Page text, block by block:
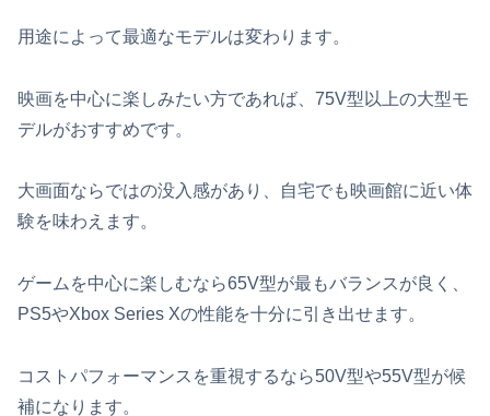
用途によって最適なモデルは変わります。
映画を中心に楽しみたい方であれば、75V型以上の大型モ
デルがおすすめです。
大画面ならではの没入感があり、自宅でも映画館に近い体
験を味わえます。
ゲームを中心に楽しむなら65V型が最もバランスが良く、
PS5やXbox Series Xの性能を十分に引き出せます。
コストパフォーマンスを重視するなら50V型や55V型が候
補になります。